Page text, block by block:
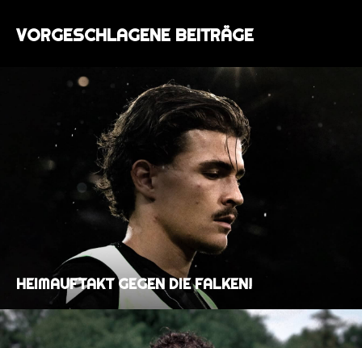
VORGESCHLAGENE BEITRÄGE
HEIMAUFTAKT GEGEN DIE FALKEN!